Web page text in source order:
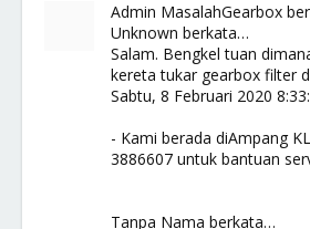
Admin MasalahGearbox
Unknown berkata…
Salam. Bengkel tuan
kereta tukar gearbox filter
Sabtu, 8 Februari 2020
- Kami berada diAmpang
3886607 untuk bantuan
Tanpa Nama berkata…